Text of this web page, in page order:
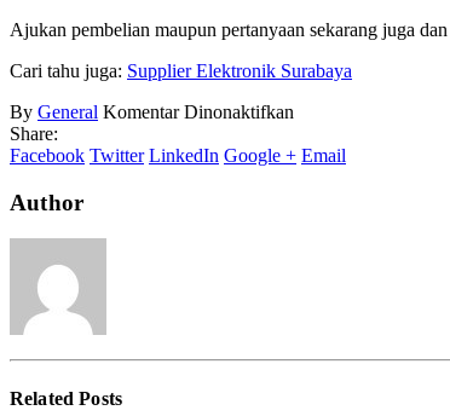
Ajukan pembelian maupun pertanyaan sekarang juga
Cari tahu juga: Supplier Elektronik Surabaya
By General Komentar Dinonaktifkan
Elektronik
Share:
Facebook Twitter LinkedIn Google + Email
Author
RelatedPosts